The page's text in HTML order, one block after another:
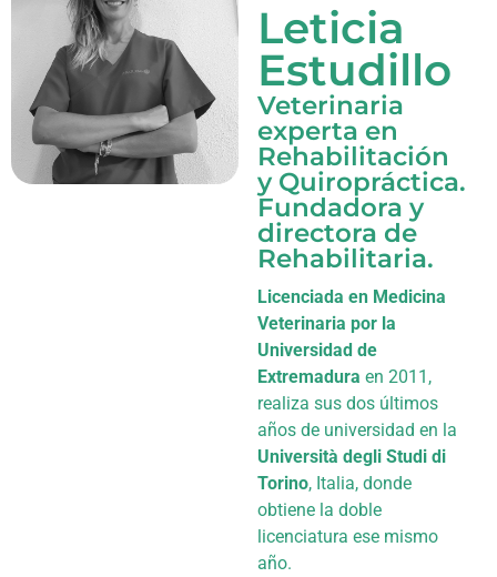
Leticia
Estudillo
Veterinaria
experta en
Rehabilitación
y Quiropráctica.
Fundadora y
directora de
Rehabilitaria.
Licenciada en Medicina
Veterinaria por la
Universidad de
Extremadura en 2011,
realiza sus dos últimos
años de universidad en la
Università degli Studi di
Torino, Italia, donde
obtiene la doble
licenciatura ese mismo
año.